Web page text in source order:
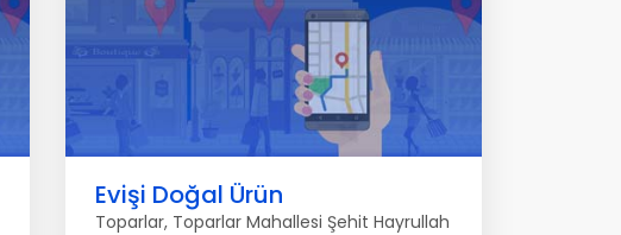
Evişi Doğal Ürün
Toparlar, Toparlar Mahallesi Şehit Hayrullah